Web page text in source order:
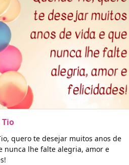
quero te desejar muitos anos de
nunca lhe falte alegria, amor e